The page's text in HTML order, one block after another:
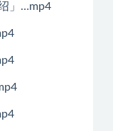
」…mp4